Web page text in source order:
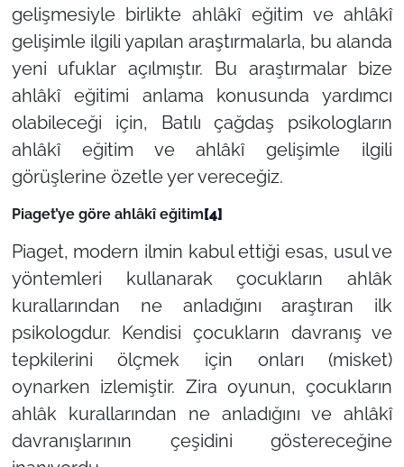
gelişmesiyle birlikte ahlâkî eğitim ve ahlâkî
gelişimle ilgili yapılan araştırmalarla, bu alanda
yeni ufuklar açılmıştır. Bu araştırmalar bize
ahlâkî eğitimi anlama konusunda yardımcı
olabileceği için, Batılı çağdaş psikologların
ahlâkî eğitim ve ahlâkî gelişimle ilgili
görüşlerine özetle yer vereceğiz.
Piaget’ye göre ahlâkî eğitim[4]
Piaget, modern ilmin kabul ettiği esas, usul ve
yöntemleri kullanarak çocukların ahlâk
kurallarından ne anladığını araştıran ilk
psikologdur. Kendisi çocukların davranış ve
tepkilerini ölçmek için onları (misket)
oynarken izlemiştir. Zira oyunun, çocukların
ahlâk kurallarından ne anladığını ve ahlâkî
davranışlarının çeşidini göstereceğine